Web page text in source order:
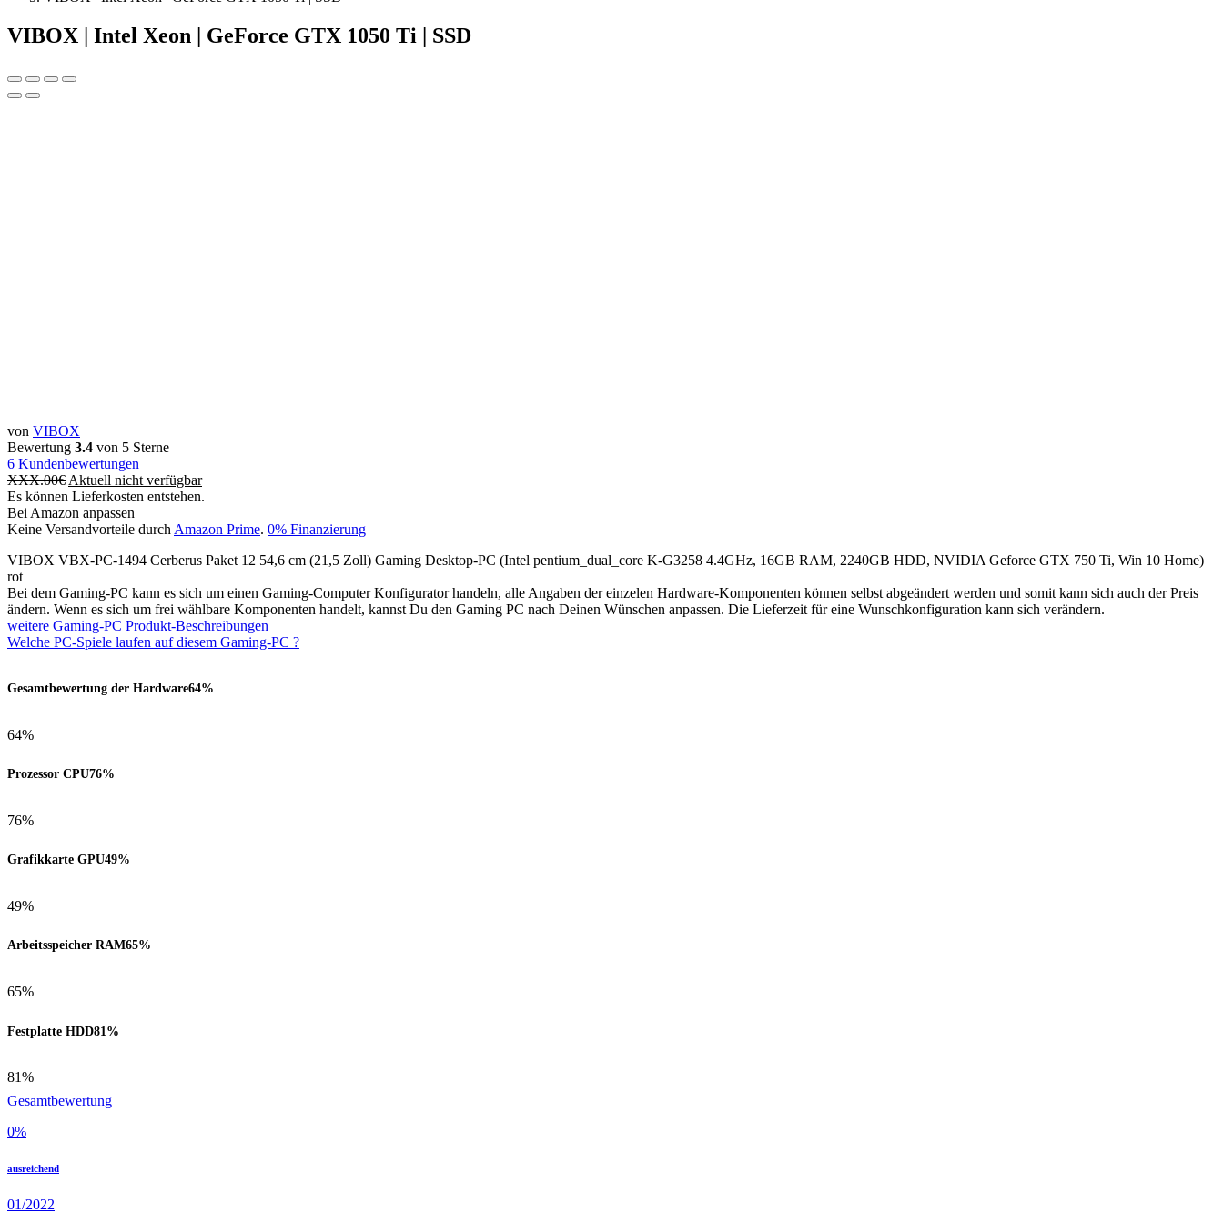
VIBOX | Intel Xeon | GeForce GTX 1050 Ti | SSD
von VIBOX
Bewertung 3.4 von 5 Sterne
6 Kundenbewertungen
XXX.00€ Aktuell nicht verfügbar
Es können Lieferkosten entstehen.
Bei Amazon anpassen
Keine Versandvorteile durch Amazon Prime. 0% Finanzierung
VIBOX VBX-PC-1494 Cerberus Paket 12 54,6 cm (21,5 Zoll) Gaming Desktop-PC (Intel pentium_dual_core K-G3258 4.4GHz, 16GB RAM, 2240GB HDD, NVIDIA Geforce GTX 750 Ti, Win 10 Home)
rot
Bei dem Gaming-PC kann es sich um einen Gaming-Computer Konfigurator handeln, alle Angaben der einzelen Hardware-Komponenten können selbst abgeändert werden und somit kann sich auch der Preis
ändern. Wenn es sich um frei wählbare Komponenten handelt, kannst Du den Gaming PC nach Deinen Wünschen anpassen. Die Lieferzeit für eine Wunschkonfiguration kann sich verändern.
weitere Gaming-PC Produkt-Beschreibungen
Welche PC-Spiele laufen auf diesem Gaming-PC ?
Gesamtbewertung der Hardware64%
64%
Prozessor CPU76%
76%
Grafikkarte GPU49%
49%
Arbeitsspeicher RAM65%
65%
Festplatte HDD81%
81%
Gesamtbewertung
0%
ausreichend
01/2022